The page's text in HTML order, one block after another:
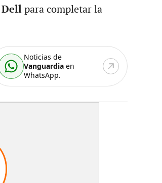
Dell para completar la
Noticias de
Vanguardia en
WhatsApp.